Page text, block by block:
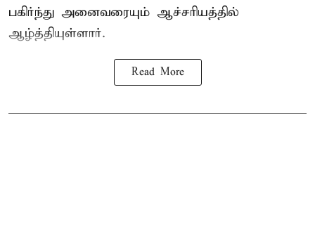
பகிர்ந்து அனைவரையும் ஆச்சரியத்தில்
ஆழ்த்தியுள்ளார்.
Read More